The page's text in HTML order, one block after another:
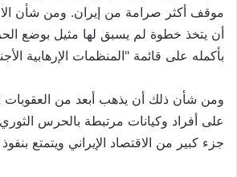
موقف أكثر صرامة من إيران. ومن شأن
أن يتخذ خطوة لم يسبق لها مثيل بوضع
بأكمله على قائمة "المنظمات الإرهابية
ومن شأن ذلك أن يذهب أبعد من العقوبات
على أفراد وكيانات مرتبطة بالحرس
جزء كبير من الاقتصاد الإيراني ويتمتع